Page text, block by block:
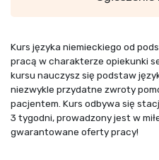
Kurs języka niemieckiego od
pracą w charakterze opiekunki
kursu nauczysz się podstaw
niezwykle przydatne zwroty
pacjentem. Kurs odbywa się
3 tygodni, prowadzony jest w
gwarantowane oferty pracy!